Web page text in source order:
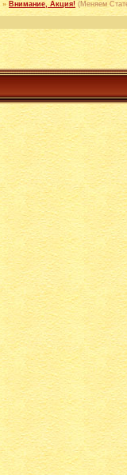
» Внимание, Акция! (Меняем